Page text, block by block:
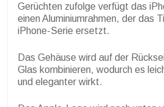
Gerüchten zufolge verfügt das
einen Aluminiumrahmen, der das
iPhone-Serie ersetzt.
Das Gehäuse wird auf der
Glas kombinieren, wodurch es
und eleganter wirkt.